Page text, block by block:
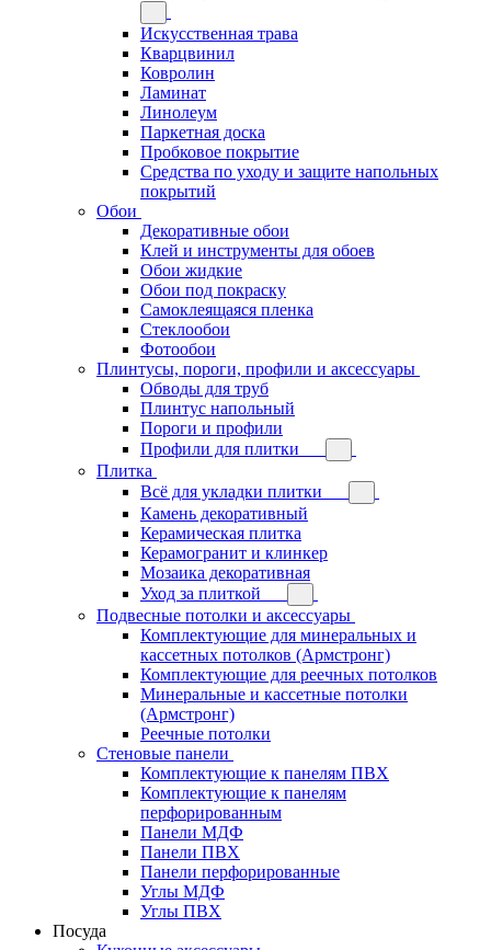
Искусственная трава
Кварцвинил
Ковролин
Ламинат
Линолеум
Паркетная доска
Пробковое покрытие
Средства по уходу и защите напольных
покрытий
Обои
Декоративные обои
Клей и инструменты для обоев
Обои жидкие
Обои под покраску
Самоклеящаяся пленка
Стеклообои
Фотообои
Плинтусы, пороги, профили и аксессуары
Обводы для труб
Плинтус напольный
Пороги и профили
Профили для плитки
Плитка
Всё для укладки плитки
Камень декоративный
Керамическая плитка
Керамогранит и клинкер
Мозаика декоративная
Уход за плиткой
Подвесные потолки и аксессуары
Комплектующие для минеральных и
кассетных потолков (Армстронг)
Комплектующие для реечных потолков
Минеральные и кассетные потолки
(Армстронг)
Реечные потолки
Стеновые панели
Комплектующие к панелям ПВХ
Комплектующие к панелям
перфорированным
Панели МДФ
Панели ПВХ
Панели перфорированные
Углы МДФ
Углы ПВХ
Посуда